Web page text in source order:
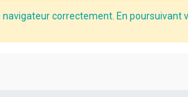
navigateur correctement. En